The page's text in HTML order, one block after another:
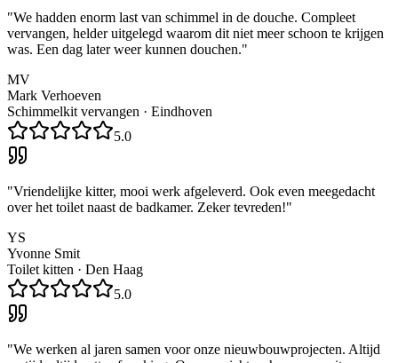
"We hadden enorm last van schimmel in de douche. Compleet
vervangen, helder uitgelegd waarom dit niet meer schoon te krijgen
was. Een dag later weer kunnen douchen."
MV
Mark Verhoeven
Schimmelkit vervangen · Eindhoven
5.0
"Vriendelijke kitter, mooi werk afgeleverd. Ook even meegedacht
over het toilet naast de badkamer. Zeker tevreden!"
YS
Yvonne Smit
Toilet kitten · Den Haag
5.0
"We werken al jaren samen voor onze nieuwbouwprojecten. Altijd